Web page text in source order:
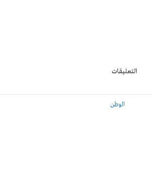
التعليقات
الوطن